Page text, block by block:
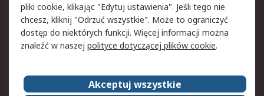
Akceptujemy
Usługi
pliki cookie, klikając "Edytuj ustawienia". Jeśli tego nie
chcesz, kliknij "Odrzuć wszystkie". Może to ograniczyć
dostęp do niektórych funkcji. Więcej informacji można
znaleźć w naszej polityce dotyczącej plików cookie.
Akceptuj wszystkie